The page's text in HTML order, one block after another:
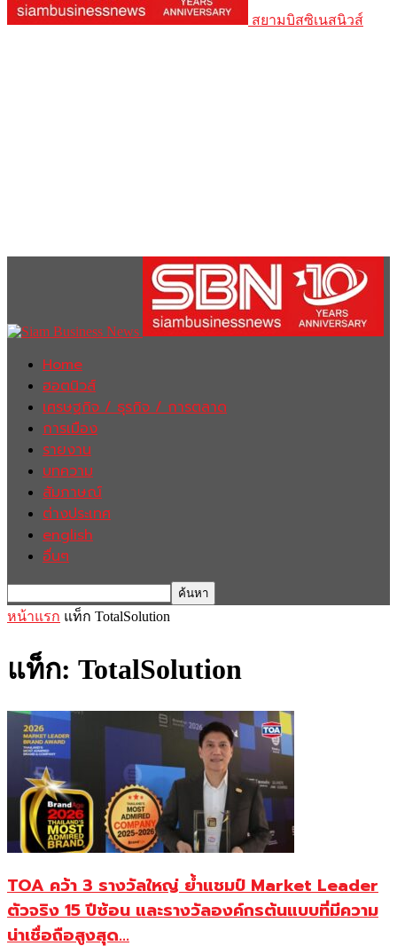
สยามบิสซิเนสนิวส์
Home
ฮอตนิวส์
เศรษฐกิจ / ธุรกิจ / การตลาด
การเมือง
รายงาน
บทความ
สัมภาษณ์
ต่างประเทศ
english
อื่นๆ
หน้าแรก แท็ก TotalSolution
แท็ก: TotalSolution
TOA คว้า 3 รางวัลใหญ่ ย้ำแชมป์ Market Leader
ตัวจริง 15 ปีซ้อน และรางวัลองค์กรต้นแบบที่มีความ
น่าเชื่อถือสูงสุด...